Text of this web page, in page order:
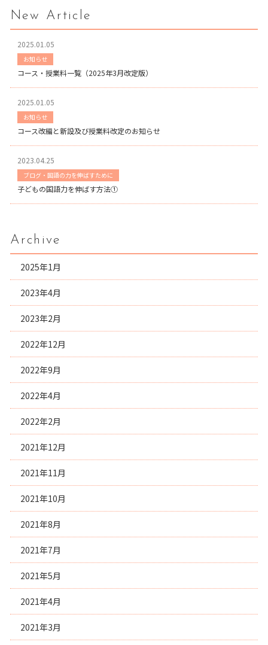
New Article
2025.01.05
お知らせ
コース・授業料一覧（2025年3月改定版）
2025.01.05
お知らせ
コース改編と新設及び授業料改定のお知らせ
2023.04.25
ブログ・国語の力を伸ばすために
子どもの国語力を伸ばす方法①
Archive
2025年1月
2023年4月
2023年2月
2022年12月
2022年9月
2022年4月
2022年2月
2021年12月
2021年11月
2021年10月
2021年8月
2021年7月
2021年5月
2021年4月
2021年3月